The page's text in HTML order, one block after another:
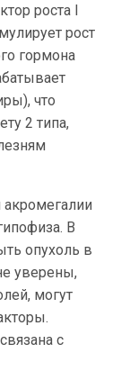
роста I
рост
гормона
что
2 типа,
акромегалии
В
опухоль в
уверены,
могут
с